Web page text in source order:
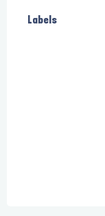
Labels
Labels